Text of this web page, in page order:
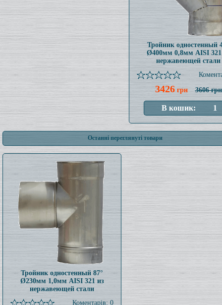
Тройник одностенный
Ø400мм 0,8мм AISI 321
нержавеющей стали
3426грн 3606 грн
Останні переглянуті товари
Тройник одностенный 87°
Ø230мм 1,0мм AISI 321 из
нержавеющей стали
Коментарів: 0